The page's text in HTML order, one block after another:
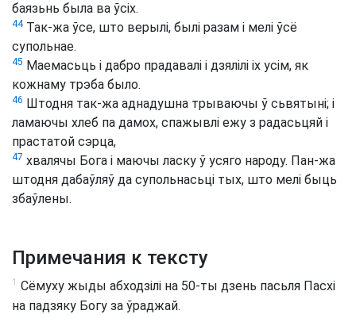
баязьнь была ва ўсіх.
44Так-жа ўсе, што верылі, былі разам і мелі ўсё
супольнае.
45 Маемасьць і дабро прадавалі і дзялілі іх усім, як
кожнаму трэба было.
46 Штодня так-жа аднадушна трываючы ў сьвятыні; і
ламаючы хлеб па дамох, спажывлі ежу з радасьцяй і
прастатой сэрца,
47 хвалячы Бога і маючы ласку ў усяго народу. Пан-жа
штодня дабаўляў да супольнасьці тых, што мелі быць
збаўлены.
Примечания к тексту
1 Сёмуху жыды абходзілі на 50-ты дзень пасьля Пасхі
на падзяку Богу за ўраджай.